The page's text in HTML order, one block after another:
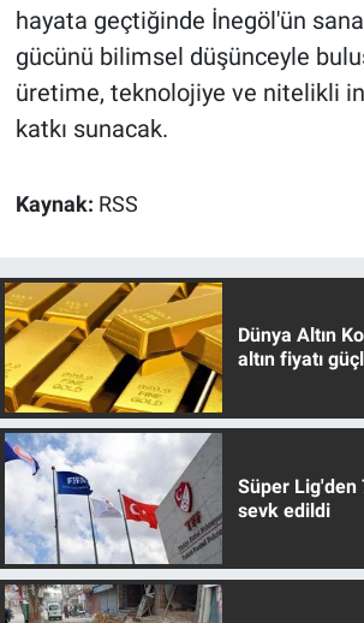
hayata geçtiğinde İnegöl'ün
gücünü bilimsel düşünceyle
üretime, teknolojiye ve nitelikli
katkı sunacak.
Kaynak: RSS
Dünya Altın
altın fiyatı
Süper Lig'den
sevk edildi